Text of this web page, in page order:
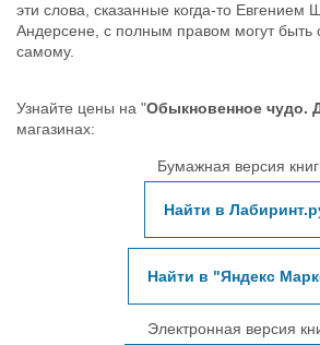
эти слова, сказанные когда-то Евгением
Андерсене, с полным правом могут быть
самому.
Узнайте цены на "Обыкновенное чудо.
магазинах:
Бумажная версия
Найти в
Найти в "Яндекс
Электронная версия